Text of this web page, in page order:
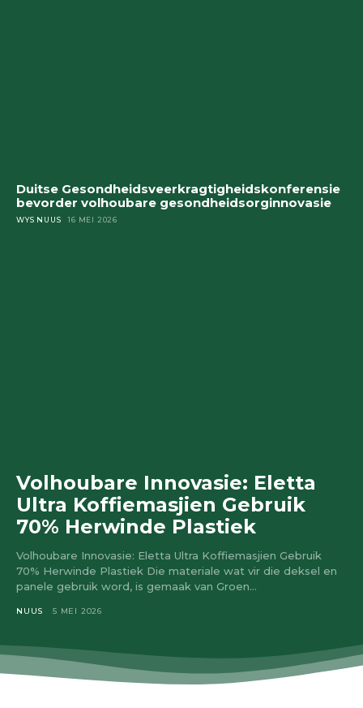
Duitse Gesondheidsveerkragtigheidskonferensie
bevorder volhoubare gesondheidsorginnovasie
WYS NUUS 16 MEI 2026
Volhoubare Innovasie: Eletta
Ultra Koffiemasjien Gebruik
70% Herwinde Plastiek
Volhoubare Innovasie: Eletta Ultra Koffiemasjien Gebruik
70% Herwinde Plastiek Die materiale wat vir die deksel en
panele gebruik word, is gemaak van Groen...
NUUS 5 MEI 2026